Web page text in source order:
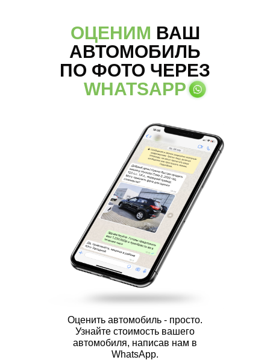
Оценить автомобиль - просто.
Узнайте стоимость вашего
автомобиля, написав нам в
WhatsApp.
ОЦЕНИМ ВАШ
АВТОМОБИЛЬ
ПО ФОТО ЧЕРЕЗ
WHATSAPP